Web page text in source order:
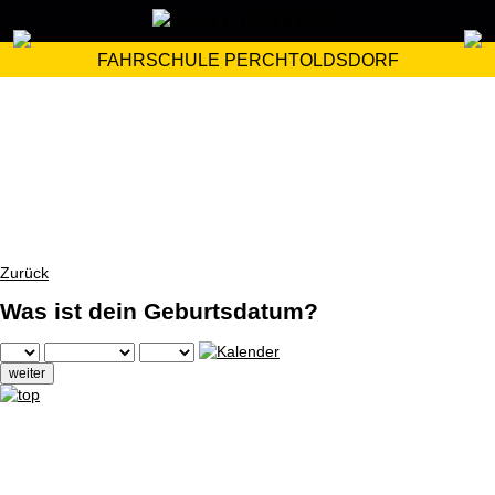
FAHRSCHULE PERCHTOLDSDORF
Zurück
Was ist dein Geburtsdatum?